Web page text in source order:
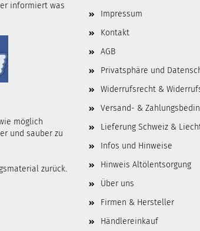
informiert was
möglich
und sauber zu
zurück.
Impressum
Kontakt
AGB
Privatsphäre und
Widerrufsrecht &
Versand- &
Lieferung Schweiz &
Infos und Hinweise
Hinweis Altölentsorgung
Über uns
Firmen & Hersteller
Händlereinkauf